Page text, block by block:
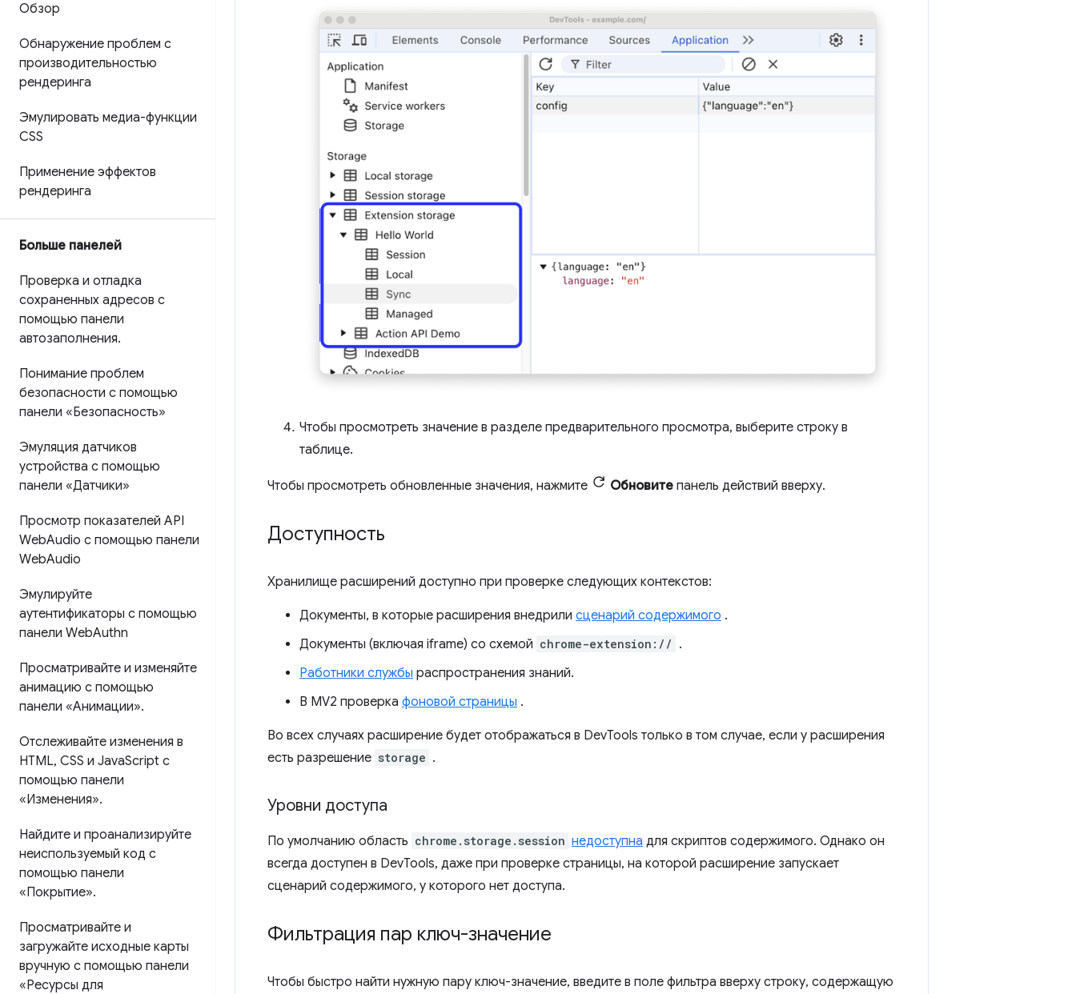
Обзор
Обнаружение проблем с
производительностью
рендеринга
Эмулировать медиа-функции
CSS
Применение эффектов
рендеринга
Больше панелей
Проверка и отладка
сохраненных адресов с
помощью панели
автозаполнения.
Понимание проблем
безопасности с помощью
панели «Безопасность»
Эмуляция датчиков
устройства с помощью
панели «Датчики»
Просмотр показателей API
WebAudio с помощью панели
WebAudio
Эмулируйте
аутентификаторы с помощью
панели WebAuthn
Просматривайте и изменяйте
анимацию с помощью
панели «Анимации».
Отслеживайте изменения в
HTML, CSS и JavaScript с
помощью панели
«Изменения».
Найдите и проанализируйте
неиспользуемый код с
помощью панели
«Покрытие».
Просматривайте и
загружайте исходные карты
вручную с помощью панели
«Ресурсы для
Чтобы просмотреть значение в разделе предварительного просмотра, выберите строку в
таблице.
Чтобы просмотреть обновленные значения, нажмите Обновите панель действий вверху.
Доступность
Хранилище расширений доступно при проверке следующих контекстов:
Документы, в которые расширения внедрили сценарий содержимого .
Документы (включая iframe) со схемой chrome-extension:// .
Работники службы распространения знаний.
В MV2 проверка фоновой страницы .
Во всех случаях расширение будет отображаться в DevTools только в том случае, если у расширения
есть разрешение storage .
Уровни доступа
По умолчанию область chrome.storage.session недоступна для скриптов содержимого. Однако он
всегда доступен в DevTools, даже при проверке страницы, на которой расширение запускает
сценарий содержимого, у которого нет доступа.
Фильтрация пар ключ-значение
Чтобы быстро найти нужную пару ключ-значение, введите в поле фильтра вверху строку, содержащую